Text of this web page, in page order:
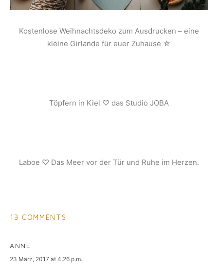
Kostenlose Weihnachtsdeko zum Ausdrucken – eine
kleine Girlande für euer Zuhause ☆
Töpfern in Kiel ♡ das Studio JOBA
Laboe ♡ Das Meer vor der Tür und Ruhe im Herzen.
13 COMMENTS
ANNE
says:
23 März, 2017 at 4:26 p.m.